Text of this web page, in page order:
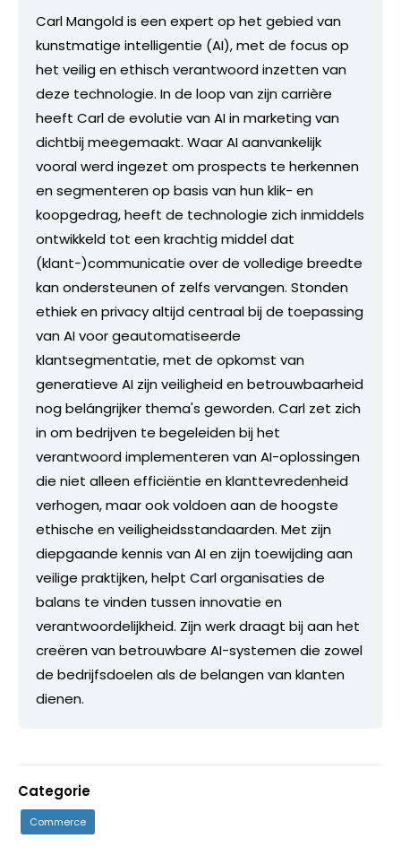
Carl Mangold is een expert op het gebied van
kunstmatige intelligentie (AI), met de focus op
het veilig en ethisch verantwoord inzetten van
deze technologie. In de loop van zijn carrière
heeft Carl de evolutie van AI in marketing van
dichtbij meegemaakt. Waar AI aanvankelijk
vooral werd ingezet om prospects te herkennen
en segmenteren op basis van hun klik- en
koopgedrag, heeft de technologie zich inmiddels
ontwikkeld tot een krachtig middel dat
(klant-)communicatie over de volledige breedte
kan ondersteunen of zelfs vervangen. Stonden
ethiek en privacy altijd centraal bij de toepassing
van AI voor geautomatiseerde
klantsegmentatie, met de opkomst van
generatieve AI zijn veiligheid en betrouwbaarheid
nog belángrijker thema's geworden. Carl zet zich
in om bedrijven te begeleiden bij het
verantwoord implementeren van AI-oplossingen
die niet alleen efficiëntie en klanttevredenheid
verhogen, maar ook voldoen aan de hoogste
ethische en veiligheidsstandaarden. Met zijn
diepgaande kennis van AI en zijn toewijding aan
veilige praktijken, helpt Carl organisaties de
balans te vinden tussen innovatie en
verantwoordelijkheid. Zijn werk draagt bij aan het
creëren van betrouwbare AI-systemen die zowel
de bedrijfsdoelen als de belangen van klanten
dienen.
Categorie
Commerce